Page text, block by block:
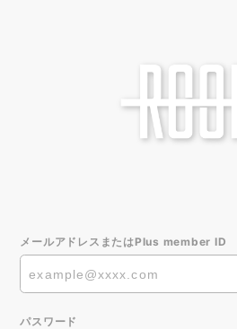
メールアドレスまたはPlus member ID
パスワード